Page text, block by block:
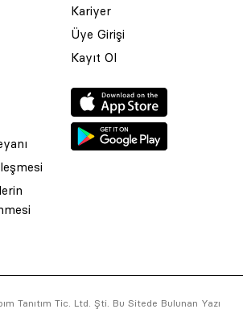
Kariyer
Üye Girişi
Kayıt Ol
Tanıtım Tic. Ltd. Şti. Bu Sitede Bulunan Yazı
Tanıtım Tic. Ltd. Şti. Bu Sitede Bulunan
Agencytarafından tasarlanmış ve